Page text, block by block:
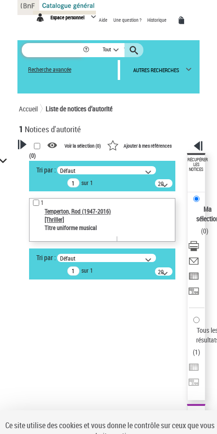
Espace personnel Aide Une question ? Historique
Tout
Recherche avancée AUTRES RECHERCHES
Accueil Liste de notices d’autorité
1 Notices d'autorité
VOTRE RECHERCHE
Recherche avancée dans les
notices d’autorité
Œuvres liées à l'auteur :
Temperton, Rod (1947-2016)
Auteur d’œuvre
Type de notice d'autorité
Voir la sélection (0) Ajouter à mes références
(0)
Tri par : Défaut
sur 1
20
résultats/page
1
Temperton, Rod (1947-2016)
[Thriller]
Titre uniforme musical
Tri par : Défaut
sur 1
20
résultats/page
RÉCUPÉRER
LES
NOTICES
Ma
(0)
Tous
(1)
Panneau de gestion des cookies
Ce site utilise des cookies et vous donne le contrôle sur ceux que vous